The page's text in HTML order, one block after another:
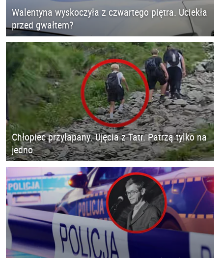
Walentyna wyskoczyła z czwartego piętra. Uciekła
przed gwałtem?
Chłopiec przyłapany. Ujęcia z Tatr. Patrzą tylko na
jedno